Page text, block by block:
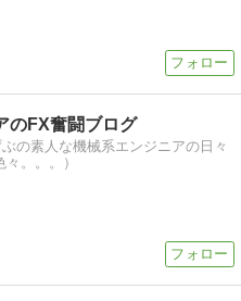
のFX奮闘ブログ
の素人な機械系エンジニアの日々
。。。）